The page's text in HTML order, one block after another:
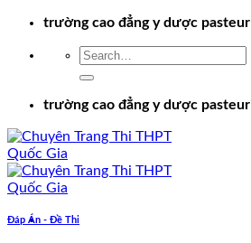
Chuyểntrường cao đẳng y dược pasteur
trường cao đẳng y dược pasteur
Đáp Án - Đề Thi